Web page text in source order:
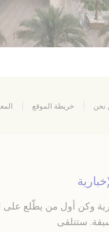
إحصائيات
يتم استخدام ملفات تعريف
الإحصاءات بطريقة مجمعة
وعاداته عبر الويب لأغراض
تأكيد الاختيار
نحن خريطة الموقع
وكن أول من يطّلع
ستتلقى